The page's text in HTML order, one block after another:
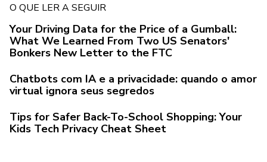
O QUE LER A SEGUIR
Your Driving Data for the Price of a Gumball:
What We Learned From Two US Senators'
Bonkers New Letter to the FTC
Chatbots com IA e a privacidade: quando o amor
virtual ignora seus segredos
Tips for Safer Back-To-School Shopping: Your
Kids Tech Privacy Cheat Sheet